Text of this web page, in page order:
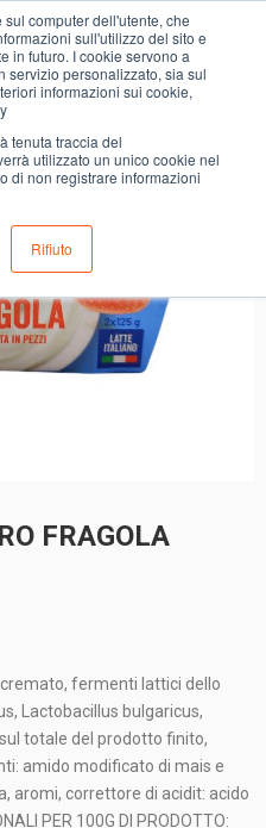
computer dell'utente, che
sull'utilizzo del sito e
in futuro. I cookie servono a
servizio personalizzato, sia sul
informazioni sui cookie,
tenuta traccia del
utilizzato un unico cookie nel
di non registrare informazioni
Rifiuto
FRAGOLA
FRAGOLA
fermenti lattici dello
Lactobacillus bulgaricus,
totale del prodotto finito,
amido modificato di mais e
aromi, correttore di acidit: acido
PER 100G DI PRODOTTO: